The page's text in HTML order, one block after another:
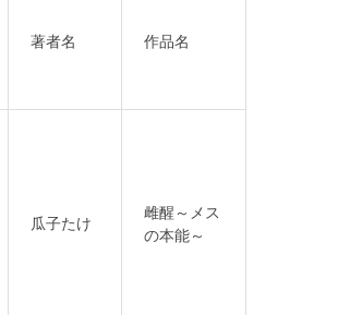
著者名 作品名
瓜子たけ
雌醒～メス
の本能～